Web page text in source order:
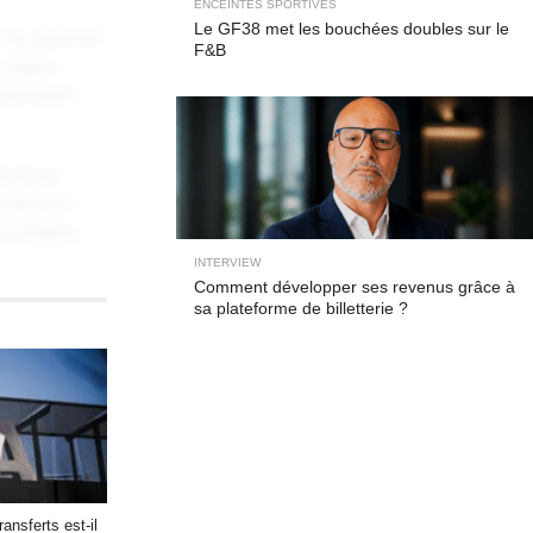
magna at,
est-il
ENCEINTES SPORTIVES
Le GF38 met les bouchées doubles sur le
F&B
INTERVIEW
Comment développer ses revenus grâce à
sa plateforme de billetterie ?